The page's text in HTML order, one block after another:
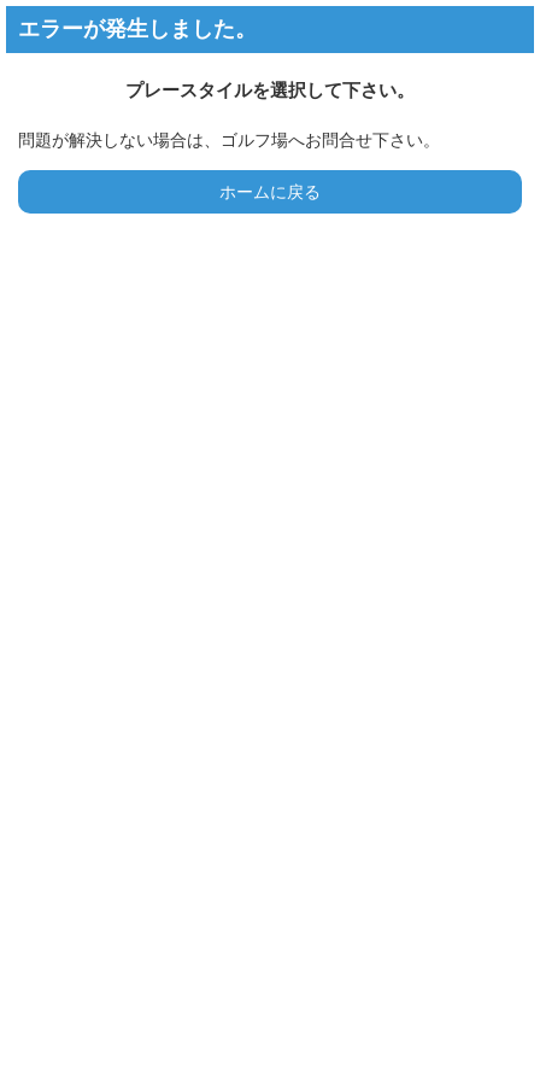
エラーが発生しました。
プレースタイルを選択して下さい。
問題が解決しない場合は、ゴルフ場へお問合せ下さい。
ホームに戻る